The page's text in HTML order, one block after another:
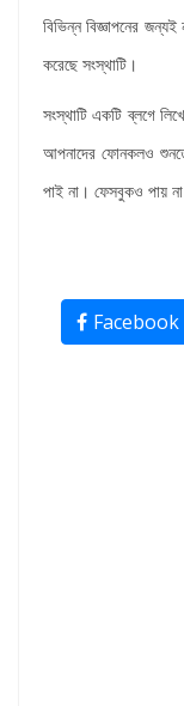
বিভিন্ন বিজ্ঞাপনের
করেছে সংস্থাটি।
সংস্থাটি একটি ব্লগে
আপনাদের ফোনকলও
পাই না। ফেসবুকও পায়
Facebook